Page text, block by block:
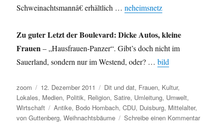
Schweinachtsmannâ€ erhältlich …neheimsnetz
Zu guter Letzt der Boulevard: Dicke Autos, kleine
Frauen– „Hausfrauen-Panzer“. Gibt’s doch nicht im
Sauerland, sondern nur im Westend, oder? …bild
Autor
zoom
Veröffentlicht
am
12. Dezember 2011 Kategorien
Dit und dat, Frauen, Kultur,
Lokales, Medien, Politik, Religion,Satire, Umleitung, Umwelt,
Wirtschaft
Schlagwörter
Antike, Bodo Hombach,CDU, Duisburg, Mittelalter,
von Guttenberg,Weihnachtsbäume Schreibe einen Kommentarzu